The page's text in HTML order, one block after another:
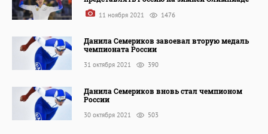
11 ноября 2021 1476
Данила Семериков завоевал вторую медаль
чемпионата России
31 октября 2021 390
Данила Семериков вновь стал чемпионом
России
30 октября 2021 503